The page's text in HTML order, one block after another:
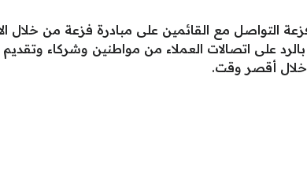
التواصل مع القائمين على مبادرة فزعة من خلال
اتصالات العملاء من مواطنين وشركاء وتقديم
أقصر وقت.